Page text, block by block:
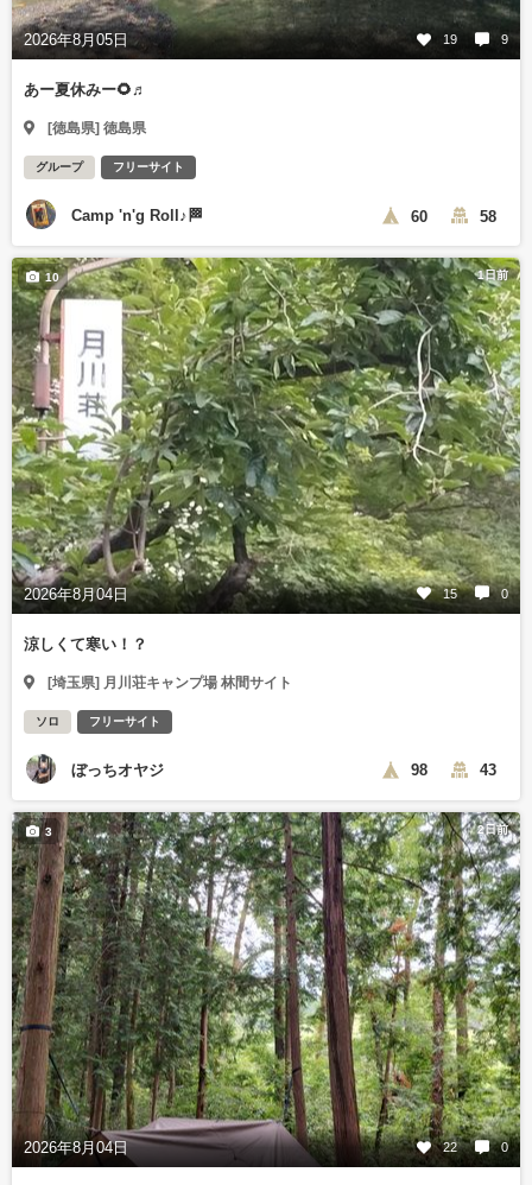
2026年8月05日 19 9
あー夏休みー🌻♬
[徳島県] 徳島県
グループ フリーサイト
Camp 'n'g Roll♪🏁 60 58
1日前
2026年8月04日 15 0
10
涼しくて寒い！？
[埼玉県] 月川荘キャンプ場 林間サイト
ソロ フリーサイト
ぼっちオヤジ 98 43
2日前
2026年8月04日 22 0
3